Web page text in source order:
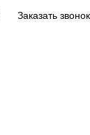
Заказать звонок